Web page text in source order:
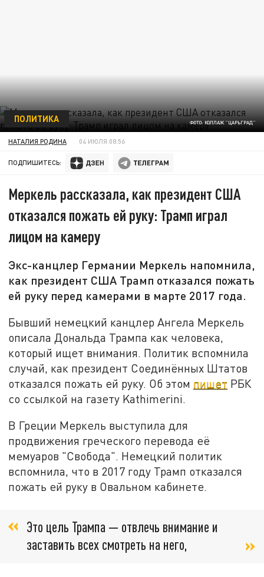
ФОТО: КОЛЛАЖ "ЦАРЬГРАД"
ПОЛИТИКА
НАТАЛИЯ РОДИНА 04 ИЮЛЯ 08:56
ПОДПИШИТЕСЬ:
Меркель рассказала, как президент США
отказался пожать ей руку: Трамп играл
лицом на камеру
Экс-канцлер Германии Меркель напомнила,
как президент США Трамп отказался пожать
ей руку перед камерами в марте 2017 года.
Бывший немецкий канцлер Ангела Меркель
описала Дональда Трампа как человека,
который ищет внимания. Политик вспомнила
случай, как президент Соединённых Штатов
отказался пожать ей руку. Об этом пишет РБК
со ссылкой на газету Kathimerini.
В Греции Меркель выступила для
продвижения греческого перевода её
мемуаров "Свобода". Немецкий политик
вспомнила, что в 2017 году Трамп отказался
пожать ей руку в Овальном кабинете.
Это цель Трампа — отвлечь внимание и
заставить всех смотреть на него,